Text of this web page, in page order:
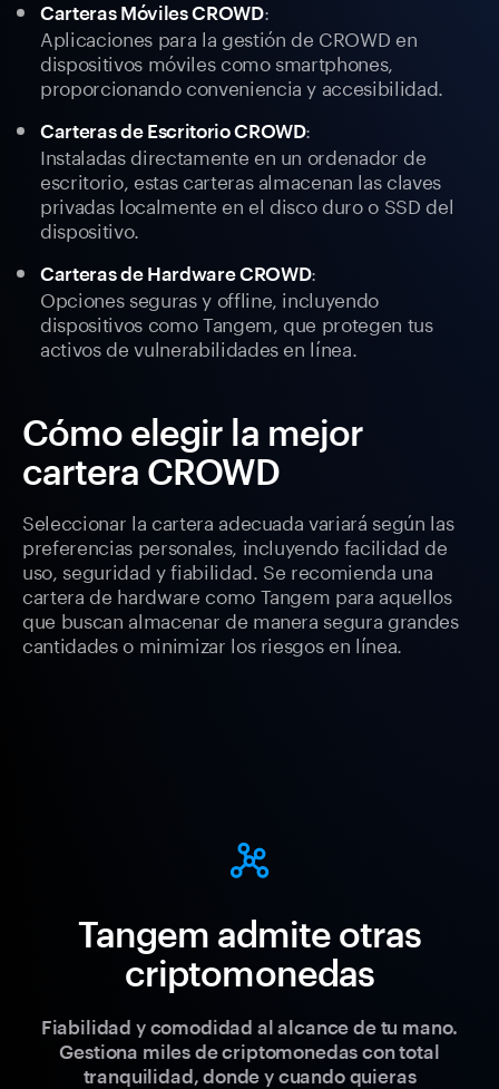
Carteras Móviles CROWD:
Aplicaciones para la gestión de CROWD en
dispositivos móviles como smartphones,
proporcionando conveniencia y accesibilidad.
Carteras de Escritorio CROWD:
Instaladas directamente en un ordenador de
escritorio, estas carteras almacenan las claves
privadas localmente en el disco duro o SSD del
dispositivo.
Carteras de Hardware CROWD:
Opciones seguras y offline, incluyendo
dispositivos como Tangem, que protegen tus
activos de vulnerabilidades en línea.
Cómo elegir la mejor
cartera CROWD
Seleccionar la cartera adecuada variará según las
preferencias personales, incluyendo facilidad de
uso, seguridad y fiabilidad. Se recomienda una
cartera de hardware como Tangem para aquellos
que buscan almacenar de manera segura grandes
cantidades o minimizar los riesgos en línea.
Tangem admite otras
criptomonedas
Fiabilidad y comodidad al alcance de tu mano.
Gestiona miles de criptomonedas con total
tranquilidad, donde y cuando quieras